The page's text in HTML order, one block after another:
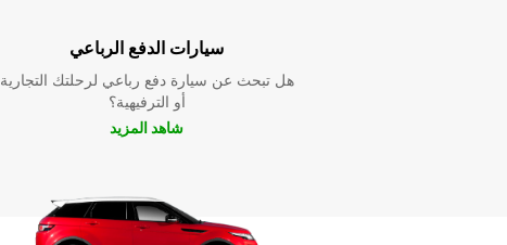
سيارات الدفع الرباعي
هل تبحث عن سيارة دفع رباعي لرحلتك التجارية
أو الترفيهية؟
شاهد المزيد